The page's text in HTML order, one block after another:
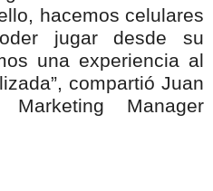
hacemos celulares
jugar desde su
una experiencia al
compartió Juan
Marketing Manager